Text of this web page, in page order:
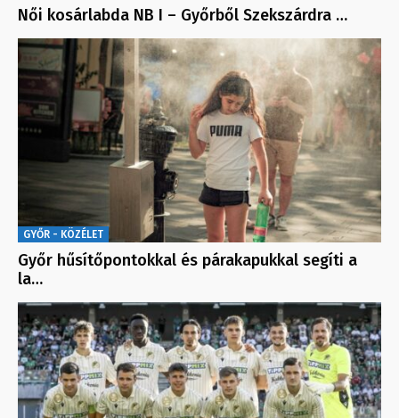
Női kosárlabda NB I – Győrből Szekszárdra …
GYŐR - KÖZÉLET
Győr hűsítőpontokkal és párakapukkal segíti a
la…